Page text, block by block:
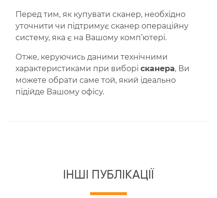
Перед тим, як купувати сканер, необхідно
уточнити чи підтримує сканер операційну
систему, яка є на Вашому комп’ютері.
Отже, керуючись даними технічними
характеристиками при виборі сканера, Ви
можете обрати саме той, який ідеально
підійде Вашому офісу.
ІНШІ ПУБЛІКАЦІЇ